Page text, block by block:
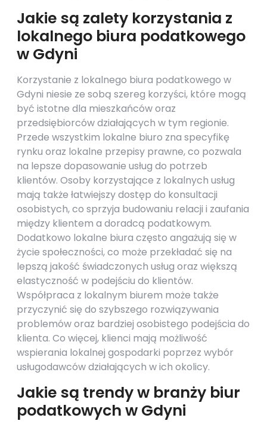
Jakie są zalety korzystania z
lokalnego biura podatkowego
w Gdyni
Korzystanie z lokalnego biura podatkowego w
Gdyni niesie ze sobą szereg korzyści, które mogą
być istotne dla mieszkańców oraz
przedsiębiorców działających w tym regionie.
Przede wszystkim lokalne biuro zna specyfikę
rynku oraz lokalne przepisy prawne, co pozwala
na lepsze dopasowanie usług do potrzeb
klientów. Osoby korzystające z lokalnych usług
mają także łatwiejszy dostęp do konsultacji
osobistych, co sprzyja budowaniu relacji i zaufania
między klientem a doradcą podatkowym.
Dodatkowo lokalne biura często angażują się w
życie społeczności, co może przekładać się na
lepszą jakość świadczonych usług oraz większą
elastyczność w podejściu do klientów.
Współpraca z lokalnym biurem może także
przyczynić się do szybszego rozwiązywania
problemów oraz bardziej osobistego podejścia do
klienta. Co więcej, klienci mają możliwość
wspierania lokalnej gospodarki poprzez wybór
usługodawców działających w ich okolicy.
Jakie są trendy w branży biur
podatkowych w Gdyni